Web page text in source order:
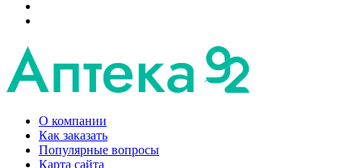
О компании
Как заказать
Популярные вопросы
Карта сайта